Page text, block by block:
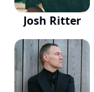
Josh Ritter